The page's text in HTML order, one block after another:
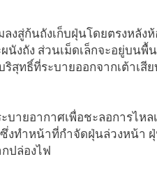
สู่ก้นถังเก็บฝุ่นโดยตรงหลังห้
นังถัง ส่วนเม็ดเล็กจะอยู่บนพื้
สุทธิ์ที่ระบายออกจากเต้าเสี
บายอากาศเพื่อชะลอการไหล
งทำหน้าที่กำจัดฝุ่นล่วงหน้า
ปล่องไฟ